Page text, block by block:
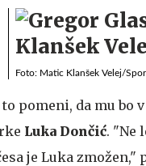
Foto: Matic Klanšek Velej/
pomeni, da mu bo
Luka Dončić. "Ne
je Luka zmožen,"